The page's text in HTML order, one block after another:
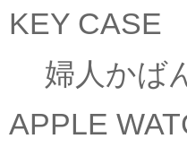
KEY CASE
婦人かば
APPLE